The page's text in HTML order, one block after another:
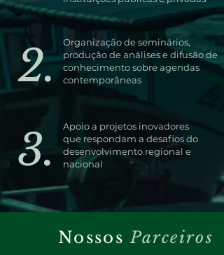
2.
Organização de seminários,
produção de análises e difusão de
conhecimento sobre agendas
contemporâneas
3.
Apoio a projetos inovadores
que respondam a desafios do
desenvolvimento regional e
nacional
NossosParceiros